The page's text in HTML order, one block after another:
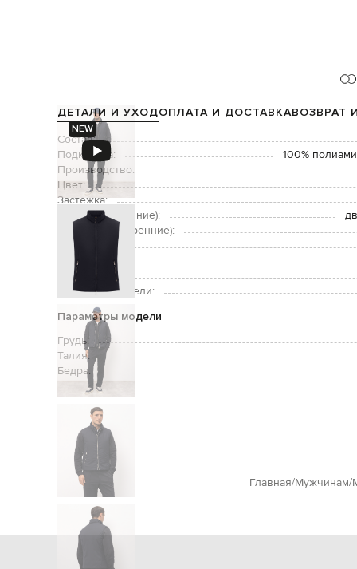
NEW
ДЕТАЛИ И УХОДОПЛАТА И ДОСТАВКАВОЗВРАТ
Состав:
Подкладка:
100%
Производство:
Цвет:
Застежка:
Карманы (внешние):
Карманы (внутренние):
Уход:
Утеплитель:
Рост модели:
Размер на модели:
Параметры модели
Грудь:
Талия:
Бедра:
Главная Мужчинам